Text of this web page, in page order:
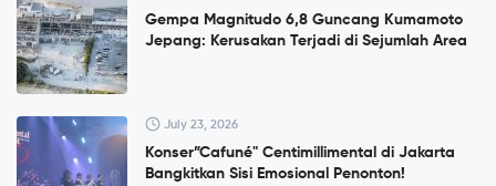
Gempa Magnitudo 6,8 Guncang Kumamoto
Jepang: Kerusakan Terjadi di Sejumlah Area
July 23, 2026
Konser”Cafuné" Centimillimental di Jakarta
Bangkitkan Sisi Emosional Penonton!